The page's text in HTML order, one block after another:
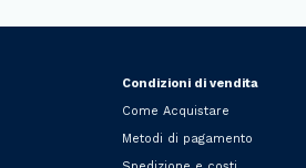
Condizioni di vendita
Come Acquistare
Metodi di pagamento